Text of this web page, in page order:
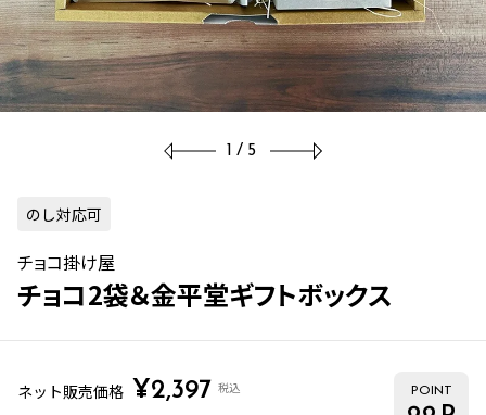
1/5
のし対応可
チョコ掛け屋
チョコ2袋＆金平堂ギフトボックス
ネット販売価格 ¥2,397 税込 POINT